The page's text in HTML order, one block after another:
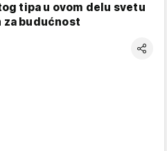
tipa u ovom delu svetu
za budućnost